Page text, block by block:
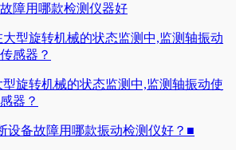
障用哪款检测仪器好
旋转机械的状态监测中,监测轴振动使
器？